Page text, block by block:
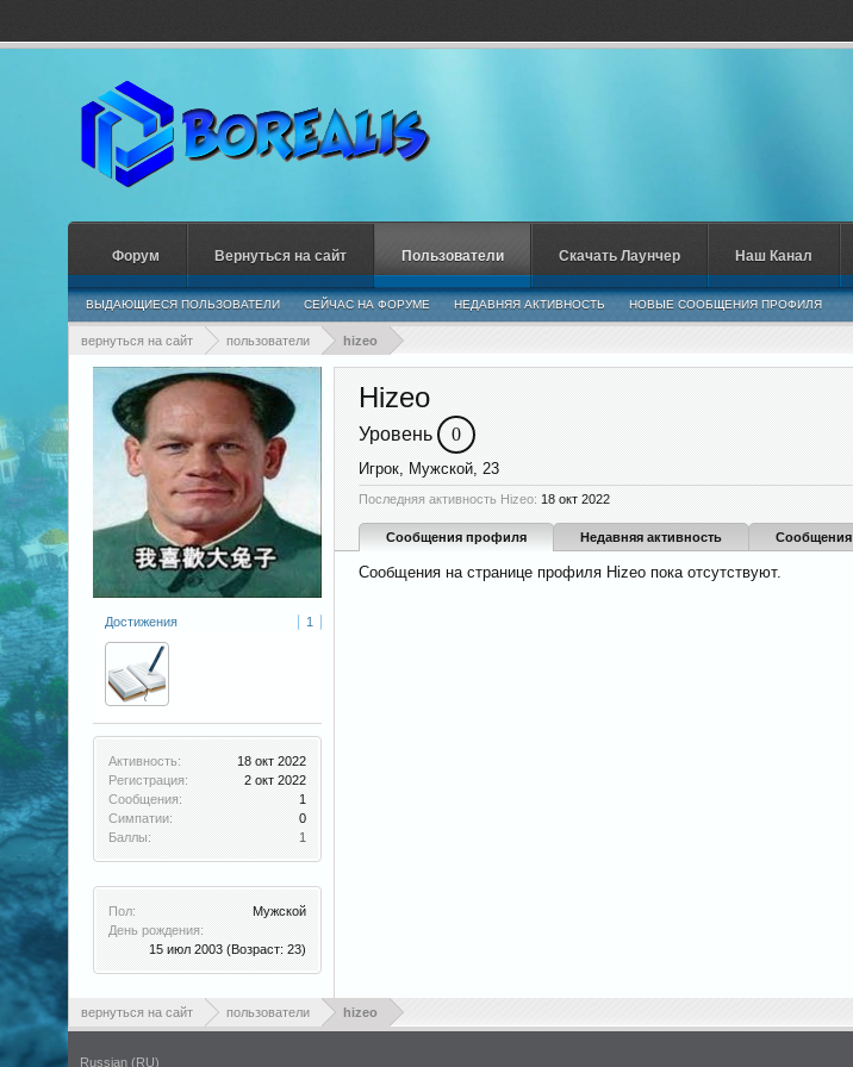
вернуться на сайт пользователи hizeo
Достижения 1
Активность:
18 окт 2022
Регистрация:
2 окт 2022
Сообщения:
1
Симпатии:
0
Баллы:
1
Пол:
Мужской
День рождения:
15 июл 2003 (Возраст: 23)
Hizeo
Уровень 0
Игрок, Мужской, 23
Последняя активность Hizeo: 18 окт 2022
Сообщения профиля Недавняя активность Сообщения
Сообщения на странице профиля Hizeo пока отсутствуют.
вернуться на сайт пользователи hizeo
Форум Вернуться на сайт Пользователи
ВЫДАЮЩИЕСЯ ПОЛЬЗОВАТЕЛИ СЕЙЧАС НА ФОРУМЕ НЕДАВНЯЯ АКТИВНОСТЬ НОВЫЕ СООБЩЕНИЯ ПРОФИЛЯ
Скачать Лаунчер Наш Канал
Russian (RU)